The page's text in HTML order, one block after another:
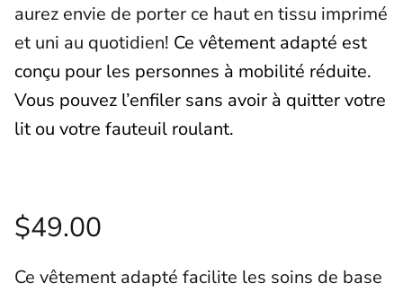
aurez envie de porter ce haut en tissu imprimé
et uni au quotidien! Ce vêtement adapté est
conçu pour les personnes à mobilité réduite.
Vous pouvez l’enfiler sans avoir à quitter votre
lit ou votre fauteuil roulant.
$49.00
Ce vêtement adapté facilite les soins de base